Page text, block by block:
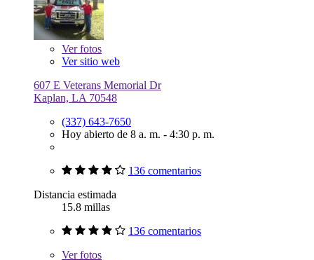
Verfotos
Ver sitio web
607 E Veterans Memorial Dr
Kaplan, LA 70548
(337) 643-7650
Hoy abierto de 8 a. m. - 4:30 p. m.
136 comentarios
Distancia estimada
15.8 millas
136 comentarios
Verfotos